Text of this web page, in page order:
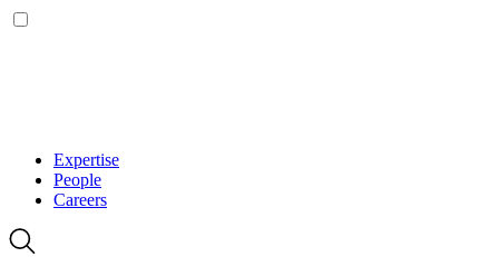
Expertise
People
Careers